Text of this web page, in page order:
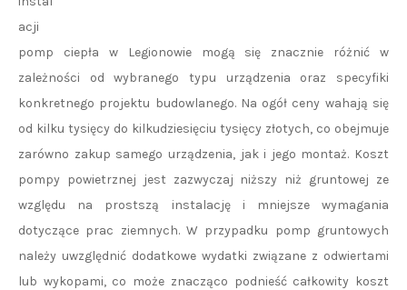
acji
pomp ciepła w Legionowie mogą się znacznie różnić w
zależności od wybranego typu urządzenia oraz specyfiki
konkretnego projektu budowlanego. Na ogół ceny wahają się
od kilku tysięcy do kilkudziesięciu tysięcy złotych, co obejmuje
zarówno zakup samego urządzenia, jak i jego montaż. Koszt
pompy powietrznej jest zazwyczaj niższy niż gruntowej ze
względu na prostszą instalację i mniejsze wymagania
dotyczące prac ziemnych. W przypadku pomp gruntowych
należy uwzględnić dodatkowe wydatki związane z odwiertami
lub wykopami, co może znacząco podnieść całkowity koszt